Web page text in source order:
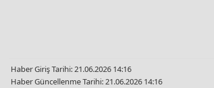
Haber Giriş Tarihi: 21.06.2026 14:16
Haber Güncellenme Tarihi: 21.06.2026 14:16